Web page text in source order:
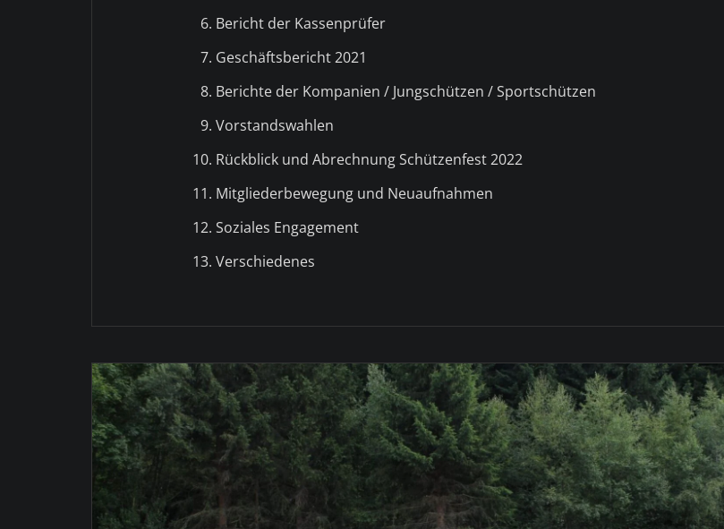
Bericht der Kassenprüfer
Geschäftsbericht 2021
Berichte der Kompanien / Jungschützen / Sportschützen
Vorstandswahlen
Rückblick und Abrechnung Schützenfest 2022
Mitgliederbewegung und Neuaufnahmen
Soziales Engagement
Verschiedenes